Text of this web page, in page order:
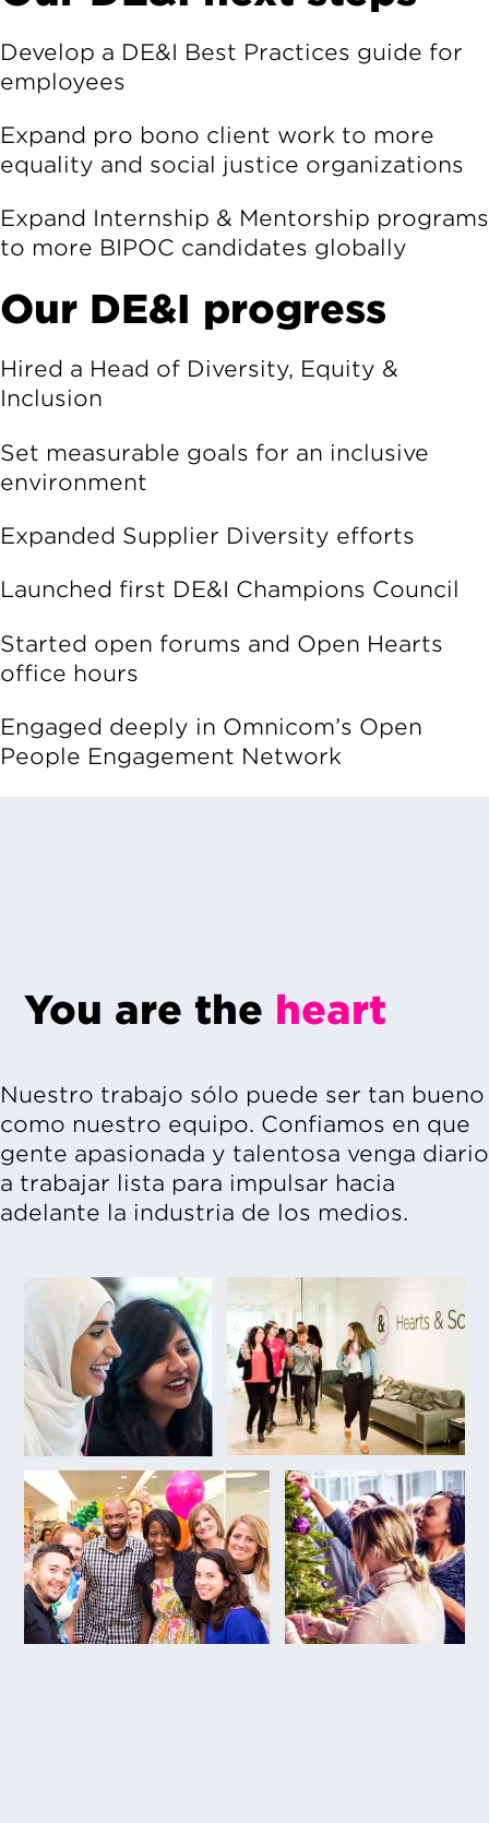
Develop a DE&I Best Practices guide for
employees
Expand pro bono client work to more
equality and social justice organizations
Expand Internship & Mentorship programs
to more BIPOC candidates globally
Our DE&I progress
Hired a Head of Diversity, Equity &
Inclusion
Set measurable goals for an inclusive
environment
Expanded Supplier Diversity efforts
Launched first DE&I Champions Council
Started open forums and Open Hearts
office hours
Engaged deeply in Omnicom’s Open
People Engagement Network
You are the heart
Nuestro trabajo sólo puede ser tan bueno
como nuestro equipo. Confiamos en que
gente apasionada y talentosa venga diario
a trabajar lista para impulsar hacia
adelante la industria de los medios.